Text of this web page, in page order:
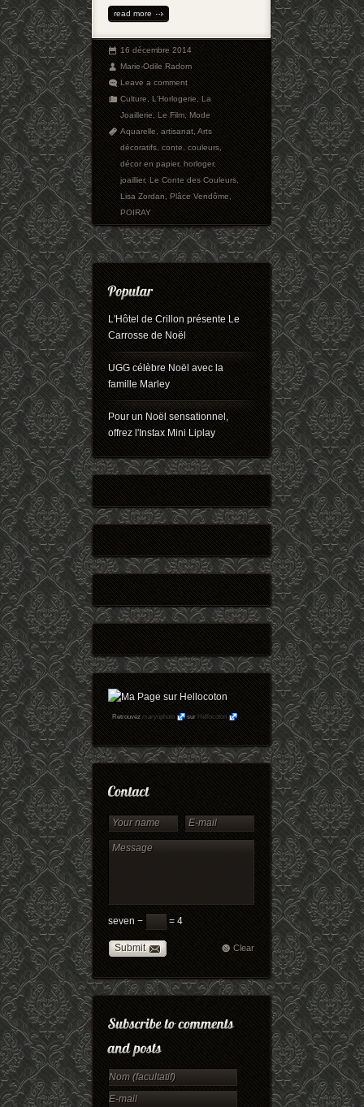
read more
16 décembre 2014
Marie-Odile Radom
Leave a comment
Culture,L'Horlogerie,La
Joaillerie,Le Film,Mode
Aquarelle,artisanat,Arts
décoratifs,conte,couleurs,
décor en papier,horloger,
joaillier,Le Conte des Couleurs,
Lisa Zordan,Plâce Vendôme,
POIRAY
L'Hôtel de Crillon présente Le
Carrosse de Noël
UGG célèbre Noël avec la
famille Marley
Pour un Noël sensationnel,
offrez l'Instax Mini Liplay
Retrouvezmaryophoto surHellocoton
seven − = 4
Submit Clear